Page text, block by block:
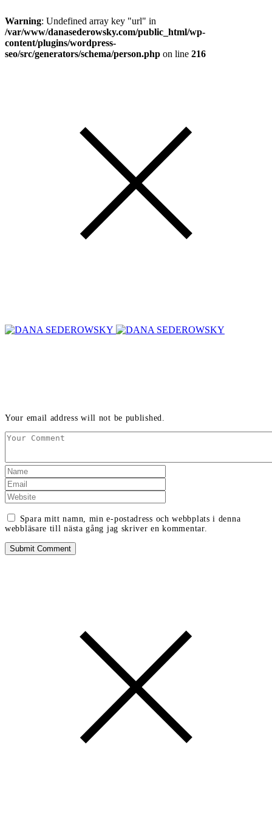
Warning: Undefined array key "url" in
/var/www/danasederowsky.com/public_html/wp-
content/plugins/wordpress-
seo/src/generators/schema/person.php on line 216
Your email address will not be published.
Spara mitt namn, min e-postadress och webbplats i denna
webbläsare till nästa gång jag skriver en kommentar.